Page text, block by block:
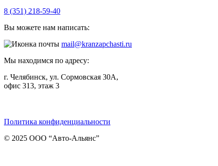
8 (351) 218-59-40
Вы можете нам написать:
mail@kranzapchasti.ru
Мы находимся по адресу:
г. Челябинск, ул. Сормовская 30А,
офис 313, этаж 3
Политика конфиденциальности
© 2025 ООО “Авто-Альянс”